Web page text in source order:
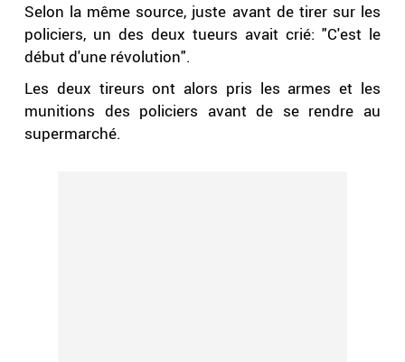
Selon la même source, juste avant de tirer sur les
policiers, un des deux tueurs avait crié: "C'est le
début d'une révolution".
Les deux tireurs ont alors pris les armes et les
munitions des policiers avant de se rendre au
supermarché.